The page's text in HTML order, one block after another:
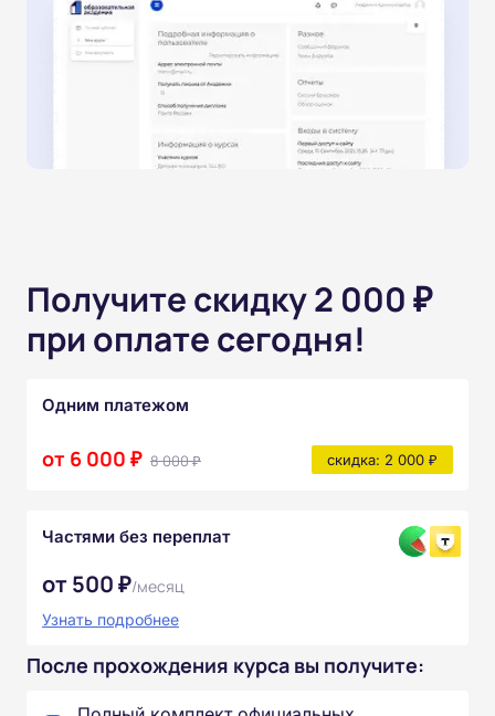
Получите скидку 2 000 ₽
при оплате сегодня!
Одним платежом
от 6 000 ₽ 8 000 ₽ скидка: 2 000 ₽
Частями без переплат
от 500 ₽/месяц
Узнать подробнее
После прохождения курса вы получите: